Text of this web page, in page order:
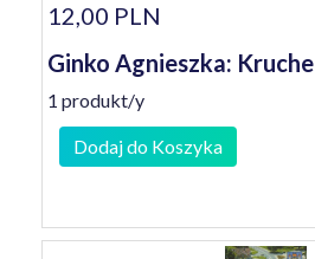
12,00 PLN
Ginko Agnieszka: Kruche
1 produkt/y
Dodaj do Koszyka